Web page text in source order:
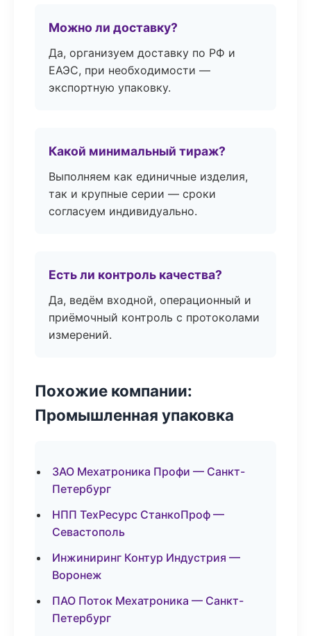
Можно ли доставку?
Да, организуем доставку по РФ и
ЕАЭС, при необходимости —
экспортную упаковку.
Какой минимальный тираж?
Выполняем как единичные изделия,
так и крупные серии — сроки
согласуем индивидуально.
Есть ли контроль качества?
Да, ведём входной, операционный и
приёмочный контроль с протоколами
измерений.
Похожие компании:
Промышленная упаковка
ЗАО Мехатроника Профи — Санкт-
Петербург
НПП ТехРесурс СтанкоПроф —
Севастополь
Инжиниринг Контур Индустрия —
Воронеж
ПАО Поток Мехатроника — Санкт-
Петербург